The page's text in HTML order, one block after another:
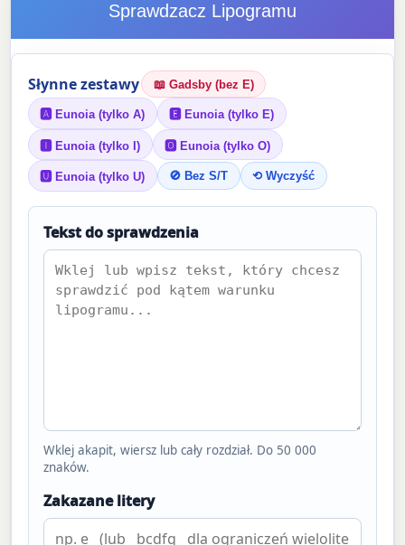
Sprawdzacz Lipogramu
Słynne zestawy 📖 Gadsby (bez E)
🅰 Eunoia (tylko A) 🅴 Eunoia (tylko E)
🅸 Eunoia (tylko I) 🅾 Eunoia (tylko O)
🆄 Eunoia (tylko U) 🚫 Bez S/T ⟲ Wyczyść
Tekst do sprawdzenia
Wklej akapit, wiersz lub cały rozdział. Do 50 000
znaków.
Zakazane litery